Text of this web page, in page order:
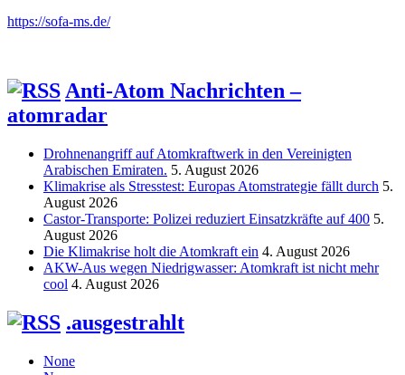
https://sofa-ms.de/
Anti-Atom Nachrichten –
atomradar
Drohnenangriff auf Atomkraftwerk in den Vereinigten
Arabischen Emiraten. 5. August 2026
Klimakrise als Stresstest: Europas Atomstrategie fällt durch 5.
August 2026
Castor-Transporte: Polizei reduziert Einsatzkräfte auf 400 5.
August 2026
Die Klimakrise holt die Atomkraft ein 4. August 2026
AKW-Aus wegen Niedrigwasser: Atomkraft ist nicht mehr
cool 4. August 2026
.ausgestrahlt
None